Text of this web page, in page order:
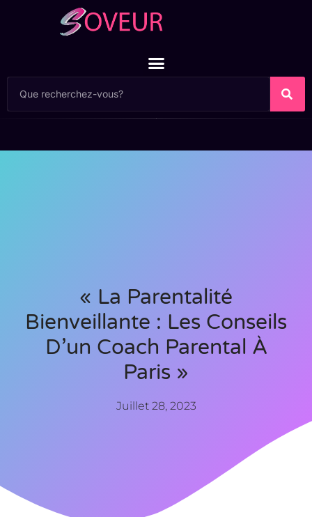
« La Parentalité
Bienveillante : Les Conseils
D’un Coach Parental À
Paris »
Juillet 28, 2023